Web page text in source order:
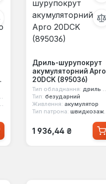
Дриль-шурупокрут
акумуляторний Apro
20DCK (895036)
Тип обладнання: дриль шурупокрут
Тип: безударний
Живлення: акумулятор
Тип патрона: швидкозажимний
Звичайна ціна:
1 936,44 ₴